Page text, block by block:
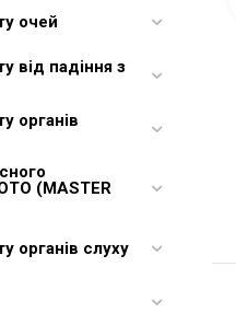
очей
від падіння з
органів
(MASTER
органів слуху